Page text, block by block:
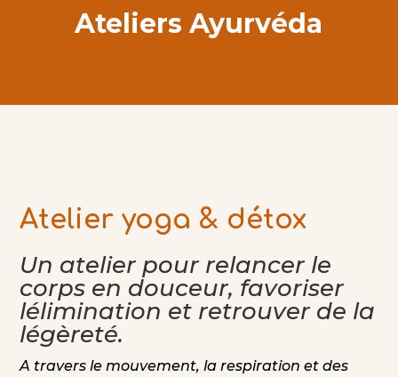
Ateliers Ayurvéda
Atelier yoga & détox
Un atelier pour relancer le
corps en douceur, favoriser
lélimination et retrouver de la
légèreté.
A travers le mouvement, la respiration et des